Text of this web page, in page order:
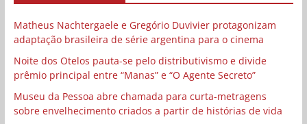
Matheus Nachtergaele e Gregório Duvivier protagonizam
adaptação brasileira de série argentina para o cinema
Noite dos Otelos pauta-se pelo distributivismo e divide
prêmio principal entre “Manas” e “O Agente Secreto”
Museu da Pessoa abre chamada para curta-metragens
sobre envelhecimento criados a partir de histórias de vida